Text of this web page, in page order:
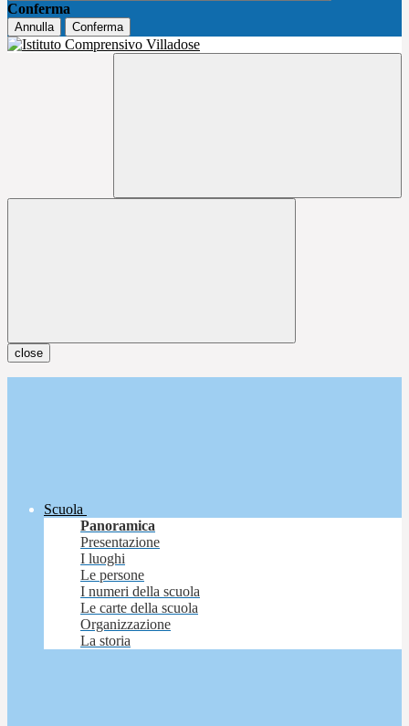
Conferma
Annulla Conferma
close
Scuola
Panoramica
Presentazione
I luoghi
Le persone
I numeri della scuola
Le carte della scuola
Organizzazione
La storia